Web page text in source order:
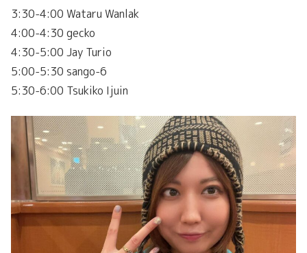
3:30-4:00 Wataru Wanlak
4:00-4:30 gecko
4:30-5:00 Jay Turio
5:00-5:30 sango-6
5:30-6:00 Tsukiko Ijuin